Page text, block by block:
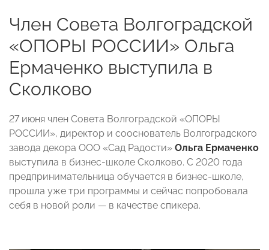
Член Совета Волгоградской
«ОПОРЫ РОССИИ» Ольга
Ермаченко выступила в
Сколково
27 июня член Совета Волгоградской «ОПОРЫ
РОССИИ», директор и сооснователь Волгоградского
завода декора ООО «Сад Радости» Ольга Ермаченко
выступила в бизнес-школе Сколково. С 2020 года
предпринимательница обучается в бизнес-школе,
прошла уже три программы и сейчас попробовала
себя в новой роли — в качестве спикера.